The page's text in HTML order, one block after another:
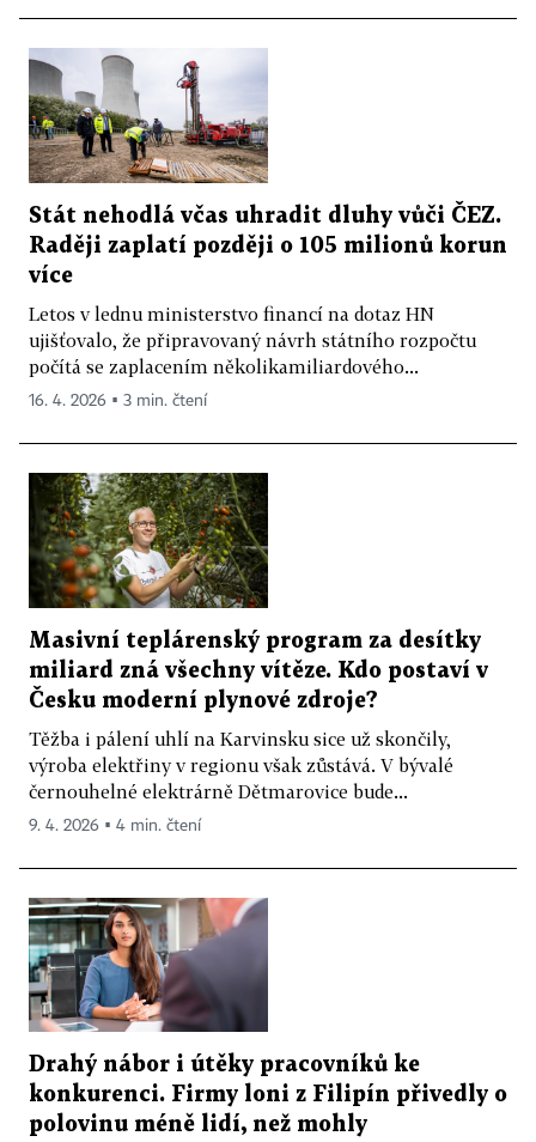
Stát nehodlá včas uhradit dluhy vůči ČEZ.
Raději zaplatí později o 105 milionů korun
více
Letos v lednu ministerstvo financí na dotaz HN
ujišťovalo, že připravovaný návrh státního rozpočtu
počítá se zaplacením několikamiliardového...
16. 4. 2026 ▪ 3 min. čtení
Masivní teplárenský program za desítky
miliard zná všechny vítěze. Kdo postaví v
Česku moderní plynové zdroje?
Těžba i pálení uhlí na Karvinsku sice už skončily,
výroba elektřiny v regionu však zůstává. V bývalé
černouhelné elektrárně Dětmarovice bude...
9. 4. 2026 ▪ 4 min. čtení
Drahý nábor i útěky pracovníků ke
konkurenci. Firmy loni z Filipín přivedly o
polovinu méně lidí, než mohly